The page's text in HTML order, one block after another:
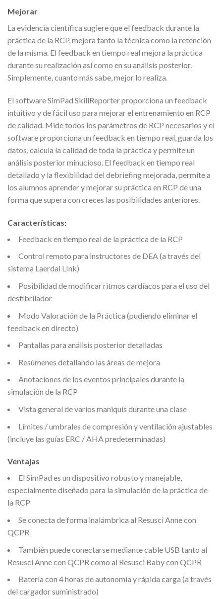
Mejorar
La evidencia científica sugiere que el feedback durante la
práctica de la RCP, mejora tanto la técnica como la retención
de la misma. El feedback en tiempo real mejora la práctica
durante su realización así como en su análisis posterior.
Simplemente, cuanto más sabe, mejor lo realiza.
El software SimPad SkillReporter proporciona un feedback
intuitivo y de fácil uso para mejorar el entrenamiento en RCP
de calidad. Mide todos los parámetros de RCP necesarios y el
software proporciona un feedback en tiempo real, guarda los
datos, calcula la calidad de toda la práctica y permite un
análisis posterior minucioso. El feedback en tiempo real
detallado y la flexibilidad del debriefing mejorada, permite a
los alumnos aprender y mejorar su práctica en RCP de una
forma que supera con creces las posibilidades anteriores.
Características:
Feedback en tiempo real de la práctica de la RCP
Control remoto para instructores de DEA (a través del
sistema Laerdal LInk)
Posibilidad de modificar ritmos cardíacos para el uso del
desfibrilador
Modo Valoración de la Práctica (pudiendo eliminar el
feedback en directo)
Pantallas para análisis posterior detalladas
Resúmenes detallando las áreas de mejora
Anotaciones de los eventos principales durante la
simulación de la RCP
Vista general de varios maniquís durante una clase
Límites / umbrales de compresión y ventilación ajustables
(incluye las guías ERC / AHA predeterminadas)
Ventajas
El SimPad es un dispositivo robusto y manejable,
especialmente diseñado para la simulación de la práctica de
la RCP
Se conecta de forma inalámbrica al Resusci Anne con
QCPR
También puede conectarse mediante cable USB tanto al
Resusci Anne con QCPR como al Resusci Baby con QCPR
Batería con 4 horas de autonomía y rápida carga (a través
del cargador suministrado)